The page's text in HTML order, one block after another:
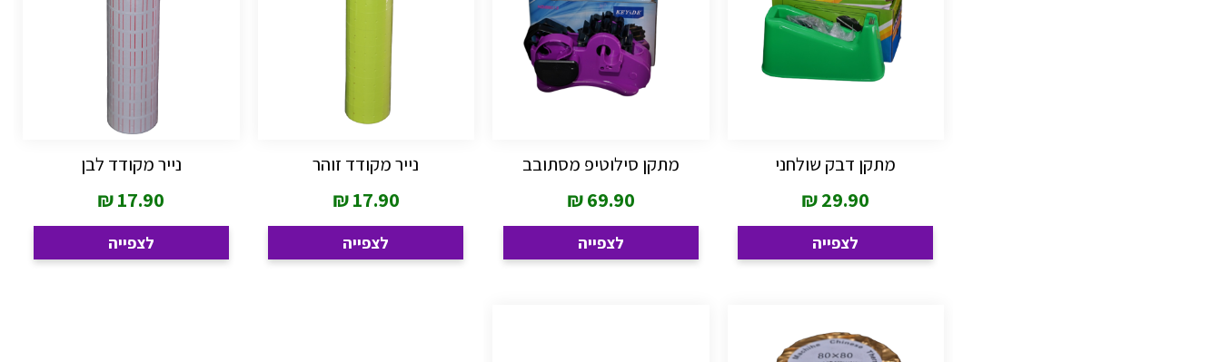
מתקן דבק שולחני
29.90
₪
לצפייה
מתקן סילוטיפ מסתובב
69.90
₪
לצפייה
נייר מקודד זוהר
17.90
₪
לצפייה
נייר מקודד לבן
17.90
₪
לצפייה